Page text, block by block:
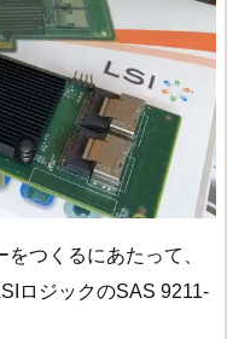
つくるにあたって、
ロジックのSAS 9211-